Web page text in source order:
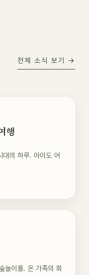
전체 소식 보기 →
행
대의 하루. 아이도 어
놀이를. 온 가족의 회